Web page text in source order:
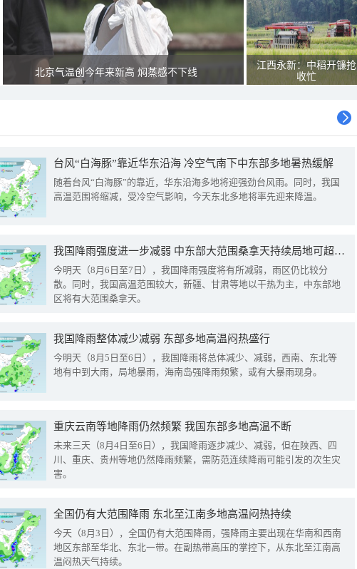
北京气温创今年来新高 焖蒸感不下线
江西永新：中稻开镰抢
收忙
台风“白海豚”靠近华东沿海 冷空气南下中东部多地暑热缓解
随着台风“白海豚”的靠近，华东沿海多地将迎强劲台风雨。同时，我国
高温范围将缩减，受冷空气影响，今天东北多地将率先迎来降温。
我国降雨强度进一步减弱 中东部大范围桑拿天持续局地可超38℃
今明天（8月6日至7日），我国降雨强度将有所减弱，雨区仍比较分
散。同时，我国高温范围较大，新疆、甘肃等地以干热为主，中东部地
区将有大范围桑拿天。
我国降雨整体减少减弱 东部多地高温闷热盛行
今明天（8月5日至6日），我国降雨将总体减少、减弱，西南、东北等
地有中到大雨，局地暴雨，海南岛强降雨频繁，或有大暴雨现身。
重庆云南等地降雨仍然频繁 我国东部多地高温不断
未来三天（8月4日至6日），我国降雨逐步减少、减弱，但在陕西、四
川、重庆、贵州等地仍然降雨频繁，需防范连续降雨可能引发的次生灾
害。
全国仍有大范围降雨 东北至江南多地高温闷热持续
今天（8月3日），全国仍有大范围降雨，强降雨主要出现在华南和西南
地区东部至华北、东北一带。在副热带高压的掌控下，从东北至江南高
温闷热天气持续。